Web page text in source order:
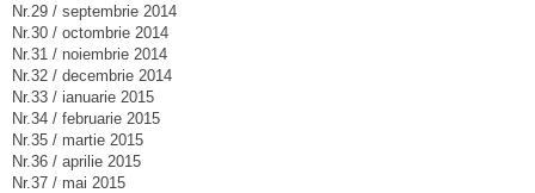
Nr.29 / septembrie 2014
Nr.30 / octombrie 2014
Nr.31 / noiembrie 2014
Nr.32 / decembrie 2014
Nr.33 / ianuarie 2015
Nr.34 / februarie 2015
Nr.35 / martie 2015
Nr.36 / aprilie 2015
Nr.37 / mai 2015